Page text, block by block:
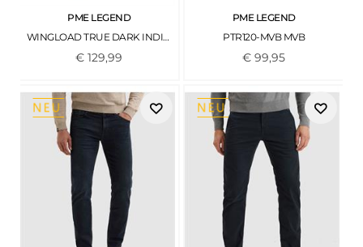
PME LEGEND
WINGLOAD TRUE DARK INDIGO
€129,99
PME LEGEND
PTR120-MVB MVB
€99,95